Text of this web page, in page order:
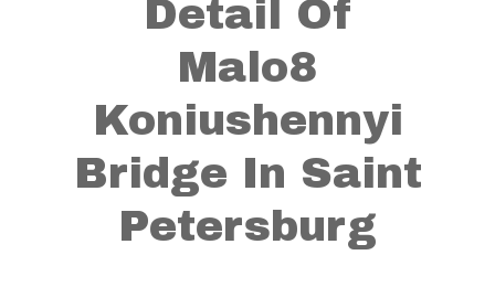
Detail Of
Malo8
Koniushennyi
Bridge In Saint
Petersburg